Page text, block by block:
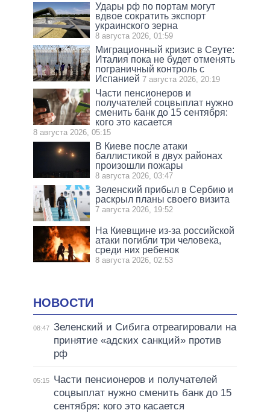
Удары рф по портам могут
вдвое сократить экспорт
украинского зерна
8 августа 2026, 01:59
Миграционный кризис в Сеуте:
Италия пока не будет отменять
пограничный контроль с
Испанией 7 августа 2026, 20:19
Части пенсионеров и
получателей соцвыплат нужно
сменить банк до 15 сентября:
кого это касается
8 августа 2026, 05:15
В Киеве после атаки
баллистикой в двух районах
произошли пожары
8 августа 2026, 03:47
Зеленский прибыл в Сербию и
раскрыл планы своего визита
7 августа 2026, 19:52
На Киевщине из-за российской
атаки погибли три человека,
среди них ребенок
8 августа 2026, 02:53
НОВОСТИ
08:47 Зеленский и Сибига отреагировали на
принятие «адских санкций» против
рф
05:15
Части пенсионеров и получателей
соцвыплат нужно сменить банк до 15
сентября: кого это касается